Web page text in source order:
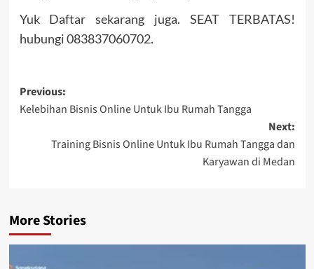
Yuk Daftar sekarang juga. SEAT TERBATAS!
hubungi 083837060702.
Post
navigation
Previous:
Kelebihan Bisnis Online Untuk Ibu Rumah Tangga
Next:
Training Bisnis Online Untuk Ibu Rumah Tangga dan
Karyawan di Medan
More Stories